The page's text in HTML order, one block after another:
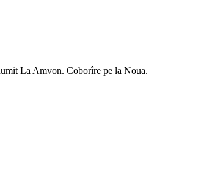
La Amvon. Coborîre pe la Noua.